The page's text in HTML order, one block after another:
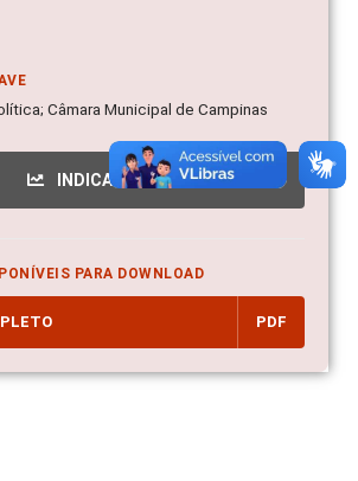
Câmara Municipal de Campinas
INDICADORES
PARA DOWNLOAD
PDF